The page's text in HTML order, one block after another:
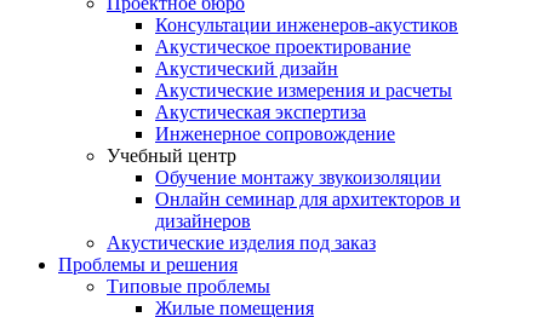
Консультации инженеров-акустиков
Акустическое проектирование
Акустический дизайн
Акустические измерения и расчеты
Акустическая экспертиза
Инженерное сопровождение
Учебный центр
Обучение монтажу звукоизоляции
Онлайн семинар для архитекторов и
дизайнеров
Акустические изделия под заказ
Проблемы и решения
Типовые проблемы
Жилые помещения